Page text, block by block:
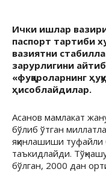
Ички ишлар
паспорт тартиби
вазиятни
зарурлигини
«фуқароларнинг
ҳисоблайдилар.
Асанов мамлакат
бўлиб ўтган
яқинлашиши
таъкидлайди.
бўлган, 2000 дан